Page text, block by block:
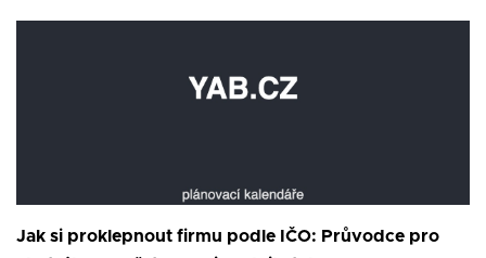
Jak si proklepnout firmu podle IČO: Průvodce pro